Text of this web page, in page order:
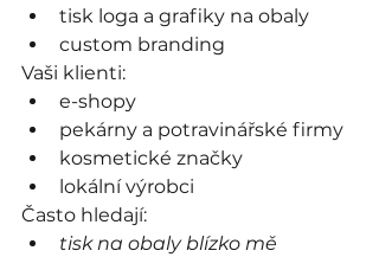
tisk loga a grafiky na obaly
custom branding
Vaši klienti:
e-shopy
pekárny a potravinářské firmy
kosmetické značky
lokální výrobci
Často hledají:
tisk na obaly blízko mě